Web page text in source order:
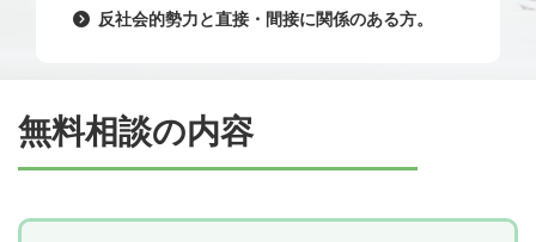
反社会的勢力と直接・間接に関係のある方。
無料相談の内容